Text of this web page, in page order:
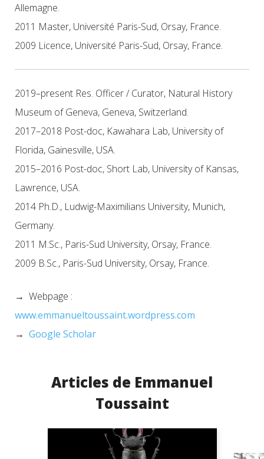
Allemagne.
2011 Master, Université Paris-Sud, Orsay, France.
2009 Licence, Université Paris-Sud, Orsay, France.
2019–present Res. Officer / Curator, Natural History
Museum of Geneva, Geneva, Switzerland.
2017–2018 Post-doc, Kawahara Lab, University of
Florida, Gainesville, USA.
2015–2016 Post-doc, Short Lab, University of Kansas,
Lawrence, USA.
2014 Ph.D., Ludwig-Maximilians University, Munich,
Germany.
2011 M.Sc., Paris-Sud University, Orsay, France.
2009 B.Sc., Paris-Sud University, Orsay, France.
→ Webpage :
www.emmanueltoussaint.wordpress.com
→ Google Scholar
Articles de Emmanuel
Toussaint